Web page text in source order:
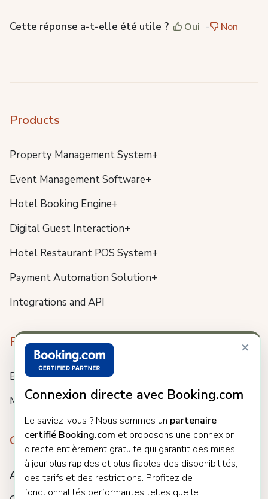
×
Connexion directe avec Booking.com
Le saviez-vous ? Nous sommes un partenaire
certifié Booking.com et proposons une connexion
directe entièrement gratuite qui garantit des mises
à jour plus rapides et plus fiables des disponibilités,
des tarifs et des restrictions. Profitez de
fonctionnalités performantes telles que le
Cette réponse a-t-elle été utile ? Oui Non
Products
Property Management System+
Event Management Software+
Hotel Booking Engine+
Digital Guest Interaction+
Hotel Restaurant POS System+
Payment Automation Solution+
Integrations and API
Resources
Blog
Meet us
Company
About